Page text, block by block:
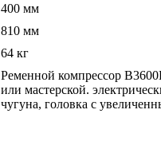
400 мм
810 мм
64 кг
Ременной компрессор
или мастерской.
чугуна, головка с